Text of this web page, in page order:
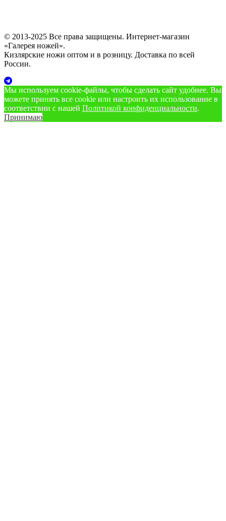
© 2013-2025 Все права защищены. Интернет-магазин
«Галерея ножей».
Кизлярские ножи оптом и в розницу. Доставка по всей
России.
Мы используем cookie‑файлы, чтобы сделать сайт удобнее. Вы
можете принять все cookie или настроить их использование в
соответствии с нашей Политикой конфиденциальности.
Принимаю